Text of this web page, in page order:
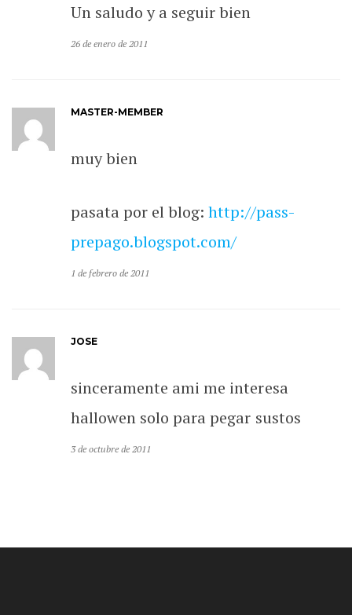
Un saludo y a seguir bien
26 de enero de 2011
MASTER-MEMBER
muy bien
pasata por el blog:http://pass-
prepago.blogspot.com/
1 de febrero de 2011
JOSE
sinceramente ami me interesa
hallowen solo para pegar sustos
3 de octubre de 2011